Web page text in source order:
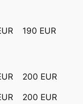
190 EUR
200 EUR
200 EUR